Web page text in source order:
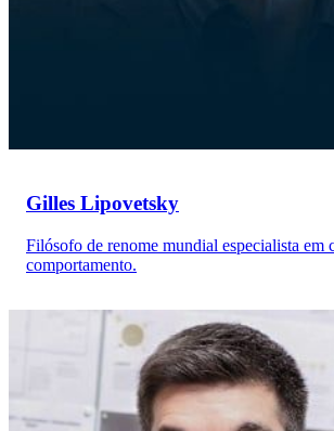
Gilles Lipovetsky
Filósofo de renome mundial especialista em
comportamento.